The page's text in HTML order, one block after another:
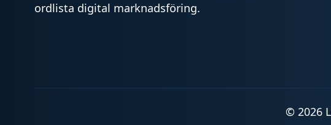
ordlista digital marknadsföring.
© 2026